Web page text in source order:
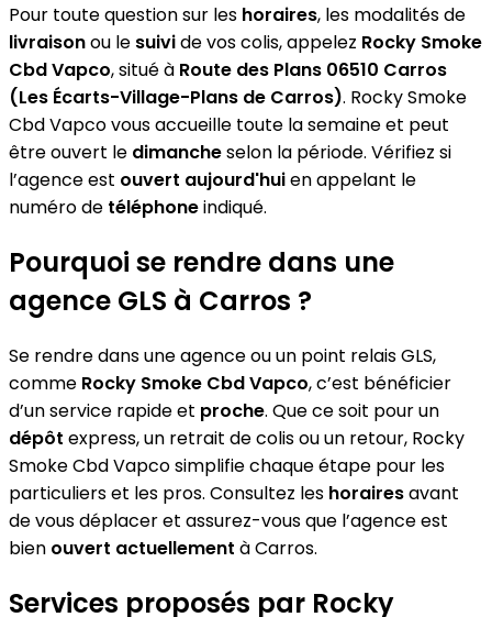
Pour toute question sur les horaires, les modalités de
livraisonou le suivide vos colis, appelez Rocky Smoke
Cbd Vapco, situé à Route des Plans 06510 Carros
(Les Écarts-Village-Plans de Carros). Rocky Smoke
Cbd Vapco vous accueille toute la semaine et peut
être ouvert le dimancheselon la période. Vérifiez si
l’agence est ouvert aujourd'huien appelant le
numéro de téléphoneindiqué.
Pourquoi se rendre dans une
agence GLS à Carros ?
Se rendre dans une agence ou un point relais GLS,
comme Rocky Smoke Cbd Vapco, c’est bénéficier
d’un service rapide et proche. Que ce soit pour un
dépôt express, un retrait de colis ou un retour, Rocky
Smoke Cbd Vapco simplifie chaque étape pour les
particuliers et les pros. Consultez les horairesavant
de vous déplacer et assurez-vous que l’agence est
bien ouvert actuellement à Carros.
Services proposés par Rocky